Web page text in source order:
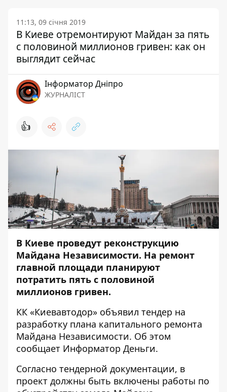
11:13, 09 січня 2019
В Киеве отремонтируют Майдан за пять
с половиной миллионов гривен: как он
выглядит сейчас
Інформатор Дніпро
ЖУРНАЛІСТ
👍
В Киеве проведут реконструкцию
Майдана Независимости. На ремонт
главной площади планируют
потратить пять с половиной
миллионов гривен.
КК «Киевавтодор» объявил тендер на
разработку плана капитального ремонта
Майдана Независимости. Об этом
сообщает Информатор Деньги.
Согласно тендерной документации, в
проект должны быть включены работы по